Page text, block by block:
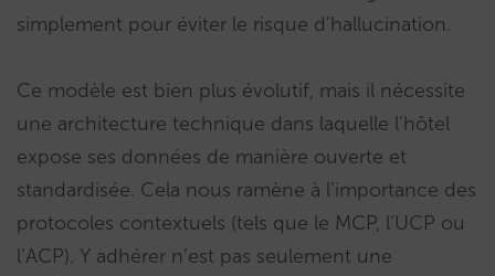
simplement pour éviter le risque d’hallucination.
Ce modèle est bien plus évolutif, mais il nécessite
une architecture technique dans laquelle l’hôtel
expose ses données de manière ouverte et
standardisée. Cela nous ramène à l’importance des
protocoles contextuels (tels que le MCP, l’UCP ou
l’ACP). Y adhérer n’est pas seulement une